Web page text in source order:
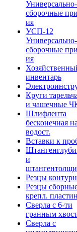
Универсально-
сборочные
ия
УСП-12
Универсально-
сборочные
ия
инвентарь
Круги
и чашечные
Шлифлента
бесконечная
водост.
Вставки к
и
Резцы
Резцы
крепл. пластин
Сверла с 6-ти
гранным
Сверла с